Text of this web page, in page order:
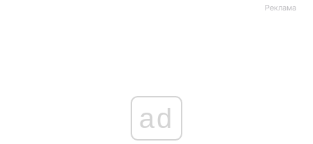
Реклама
ad